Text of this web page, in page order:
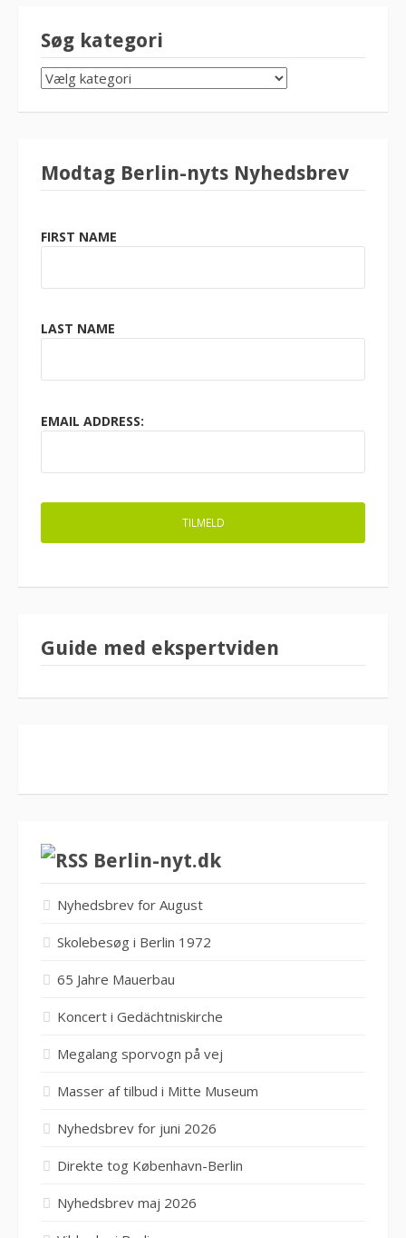
Søg kategori
SØG
KATEGORI
Modtag Berlin-nyts Nyhedsbrev
FIRST NAME
LAST NAME
EMAIL ADDRESS:
Guide med ekspertviden
Berlin-nyt.dk
Nyhedsbrev for August
Skolebesøg i Berlin 1972
65 Jahre Mauerbau
Koncert i Gedächtniskirche
Megalang sporvogn på vej
Masser af tilbud i Mitte Museum
Nyhedsbrev for juni 2026
Direkte tog København-Berlin
Nyhedsbrev maj 2026